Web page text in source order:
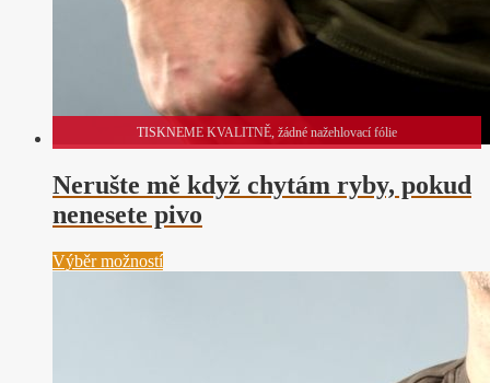
TISKNEME KVALITNĚ, žádné nažehlovací fólie
Nerušte mě když chytám ryby, pokud
nenesete pivo
Výběr možnostíTento